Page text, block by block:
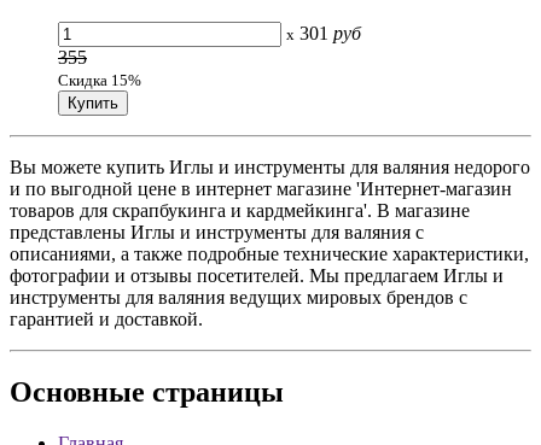
x 301 руб
355
Скидка 15%
Вы можете купить Иглы и инструменты для валяния недорого
и по выгодной цене в интернет магазине 'Интернет-магазин
товаров для скрапбукинга и кардмейкинга'. В магазине
представлены Иглы и инструменты для валяния с
описаниями, а также подробные технические характеристики,
фотографии и отзывы посетителей. Мы предлагаем Иглы и
инструменты для валяния ведущих мировых брендов с
гарантией и доставкой.
Основные страницы